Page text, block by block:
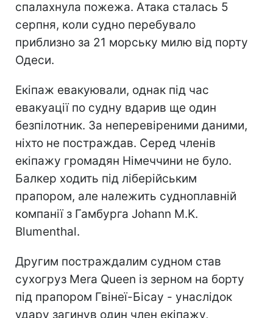
спалахнула пожежа. Атака сталась 5
серпня, коли судно перебувало
приблизно за 21 морську милю від порту
Одеси.
Екіпаж евакуювали, однак під час
евакуації по судну вдарив ще один
безпілотник. За неперевіреними даними,
ніхто не постраждав. Серед членів
екіпажу громадян Німеччини не було.
Балкер ходить під ліберійським
прапором, але належить судноплавній
компанії з Гамбурга Johann M.K.
Blumenthal.
Другим постраждалим судном став
сухогруз Mera Queen із зерном на борту
під прапором Гвінеї-Бісау - унаслідок
удару загинув один член екіпажу,